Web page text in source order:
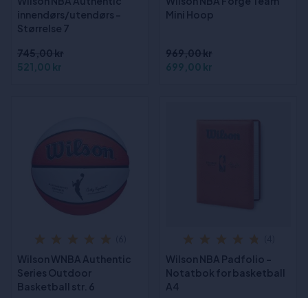
innendørs/utendørs -
Størrelse 7
745,00 kr
521,00 kr
Mini Hoop
969,00 kr
699,00 kr
Wilson WNBA Authentic
Series Outdoor
Basketball str. 6
Wilson NBA Padfolio -
Notatbok for basketball
A4